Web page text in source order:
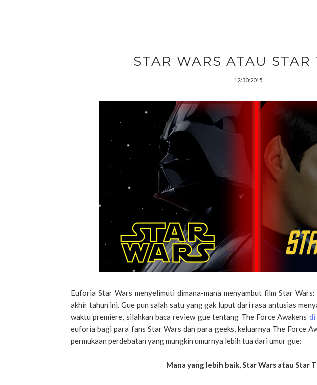
STAR WARS ATAU STAR
12/30/2015
Euforia Star Wars menyelimuti dimana-mana menyambut film Star
akhir tahun ini. Gue pun salah satu yang gak luput dari rasa antusias
waktu premiere, silahkan baca review gue tentang The Force Awakens di
euforia bagi para fans Star Wars dan para geeks, keluarnya The Force
permukaan perdebatan yang mungkin umurnya lebih tua dari umur gue:
Mana yang lebih baik, Star Wars atau Star